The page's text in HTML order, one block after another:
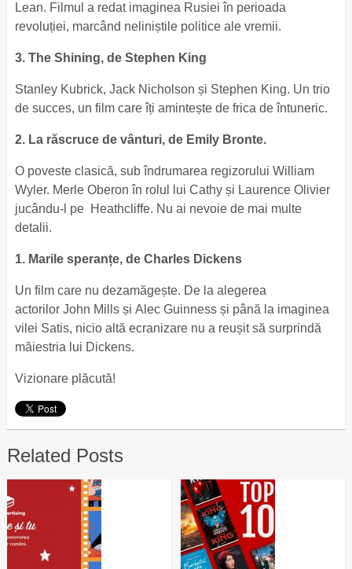
Lean. Filmul a redat imaginea Rusiei în perioada
revoluției, marcând neliniștile politice ale vremii.
3. The Shining, de Stephen King
Stanley Kubrick, Jack Nicholson și Stephen King. Un trio
de succes, un film care îți amintește de frica de întuneric.
2. La răscruce de vânturi, de Emily Bronte.
O poveste clasică, sub îndrumarea regizorului William
Wyler. Merle Oberon în rolul lui Cathy și Laurence Olivier
jucându-l pe Heathcliffe. Nu ai nevoie de mai multe
detalii.
1. Marile speranțe, de Charles Dickens
Un film care nu dezamăgește. De la alegerea
actorilor John Mills și Alec Guinness și până la imaginea
vilei Satis, nicio altă ecranizare nu a reușit să surprindă
măiestria lui Dickens.
Vizionare plăcută!
Related Posts